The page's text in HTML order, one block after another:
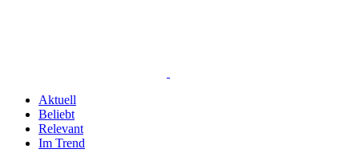
Aktuell
Beliebt
Relevant
Im Trend